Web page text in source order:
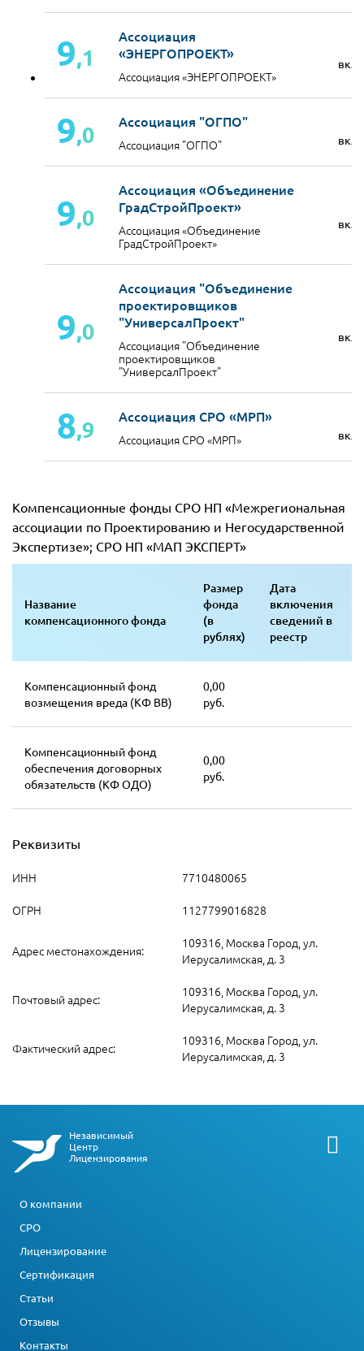
9,1
Ассоциация
«ЭНЕРГОПРОЕКТ»
Ассоциация «ЭНЕРГОПРОЕКТ»
9,0 Ассоциация "ОГПО"
Ассоциация "ОГПО"
9,0
Ассоциация «Объединение
ГрадСтройПроект»
Ассоциация «Объединение
ГрадСтройПроект»
9,0
Ассоциация "Объединение
проектировщиков
"УниверсалПроект"
Ассоциация "Объединение
проектировщиков
"УниверсалПроект"
8,9 Ассоциация СРО «МРП»
Ассоциация СРО «МРП»
Компенсационные фонды СРО НП «Межрегиональная
ассоциации по Проектированию и Негосударственной
Экспертизе»; СРО НП «МАП ЭКСПЕРТ»
Название
компенсационного фонда
Размер
фонда
(в
рублях)
Дата
включения
сведений в
реестр
Компенсационный фонд
возмещения вреда (КФ ВВ)
0,00
руб.
Компенсационный фонд
обеспечения договорных
обязательств (КФ ОДО)
0,00
руб.
Реквизиты
ИНН
7710480065
ОГРН
1127799016828
Адрес местонахождения:
109316, Москва Город, ул.
Иерусалимская, д. 3
Почтовый адрес:
109316, Москва Город, ул.
Иерусалимская, д. 3
Фактический адрес:
109316, Москва Город, ул.
Иерусалимская, д. 3
Независимый
Центр
Лицензирования
О компании
СРО
Лицензирование
Сертификация
Статьи
Отзывы
Контакты